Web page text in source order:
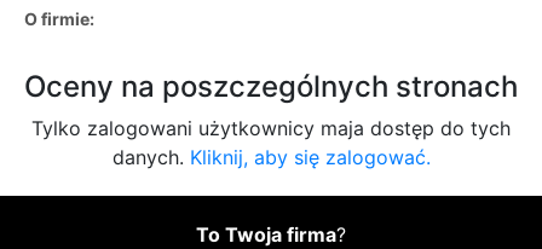
O firmie:
Oceny na poszczególnych stronach
Tylko zalogowani użytkownicy maja dostęp do tych
danych. Kliknij, aby się zalogować.
To Twoja firma?